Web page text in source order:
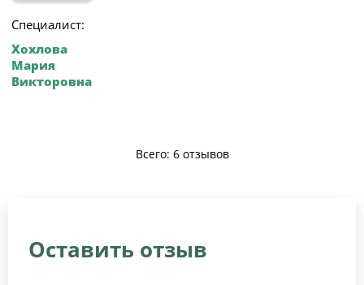
Специалист:
Хохлова
Мария
Викторовна
Всего: 6 отзывов
Оставить отзыв